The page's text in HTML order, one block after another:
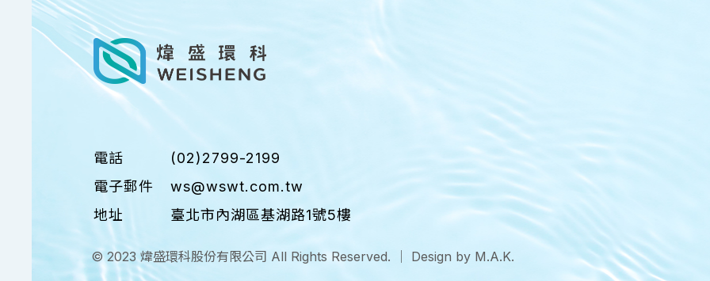
電話
(02)2799-2199
電子郵件
ws@wswt.com.tw
地址
臺北市內湖區基湖路1號5樓
© 2023 煒盛環科股份有限公司 All Rights Reserved. ｜ Design by M.A.K.